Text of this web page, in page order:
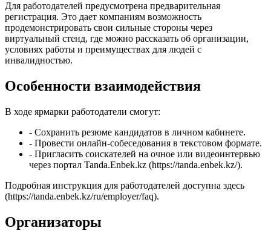
Для работодателей предусмотрена предварительная
регистрация. Это дает компаниям возможность
продемонстрировать свои сильные стороны через
виртуальный стенд, где можно рассказать об организации,
условиях работы и преимуществах для людей с
инвалидностью.
Особенности взаимодействия
В ходе ярмарки работодатели смогут:
- Сохранить резюме кандидатов в личном кабинете.
- Провести онлайн-собеседования в текстовом формате.
- Пригласить соискателей на очное или видеоинтервью
через портал Tanda.Enbek.kz (https://tanda.enbek.kz/).
Подробная инструкция для работодателей доступна здесь
(https://tanda.enbek.kz/ru/employer/faq).
Организаторы